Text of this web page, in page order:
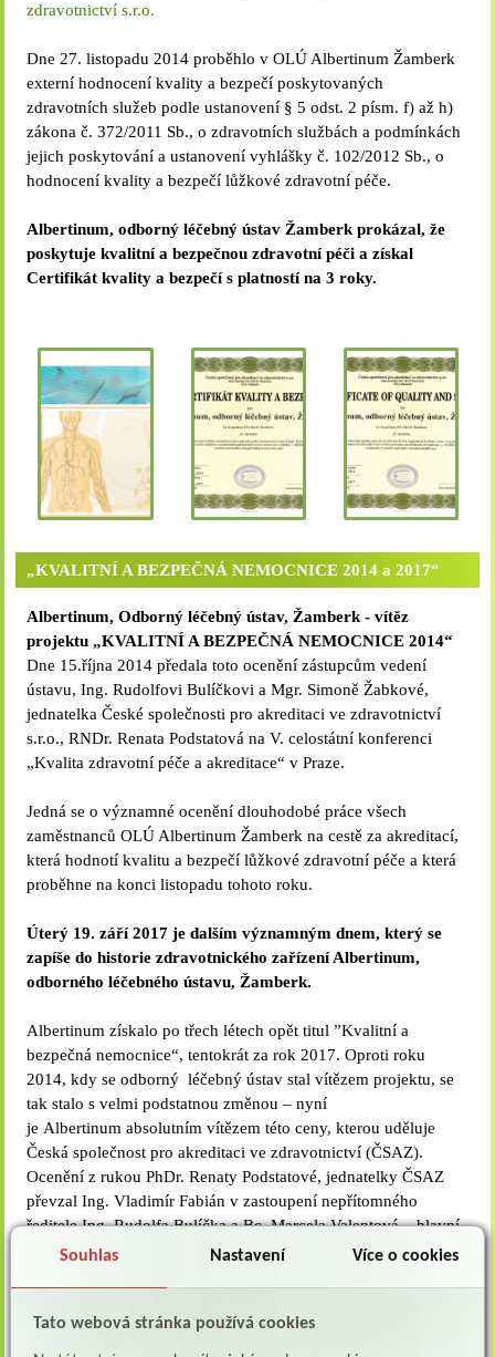
zdravotnictví s.r.o.
Dne 27. listopadu 2014 proběhlo v OLÚ Albertinum Žamberk
externí hodnocení kvality a bezpečí poskytovaných
zdravotních služeb podle ustanovení § 5 odst. 2 písm. f) až h)
zákona č. 372/2011 Sb., o zdravotních službách a podmínkách
jejich poskytování a ustanovení vyhlášky č. 102/2012 Sb., o
hodnocení kvality a bezpečí lůžkové zdravotní péče.
Albertinum, odborný léčebný ústav Žamberk prokázal, že
poskytuje kvalitní a bezpečnou zdravotní péči a získal
Certifikát kvality a bezpečí s platností na 3 roky.
„KVALITNÍ A BEZPEČNÁ NEMOCNICE 2014 a 2017“
Albertinum, Odborný léčebný ústav, Žamberk - vítěz
projektu „KVALITNÍ A BEZPEČNÁ NEMOCNICE 2014“
Dne 15.října 2014 předala toto ocenění zástupcům vedení
ústavu, Ing. Rudolfovi Bulíčkovi a Mgr. Simoně Žabkové,
jednatelka České společnosti pro akreditaci ve zdravotnictví
s.r.o., RNDr. Renata Podstatová na V. celostátní konferenci
„Kvalita zdravotní péče a akreditace“ v Praze.
Jedná se o významné ocenění dlouhodobé práce všech
zaměstnanců OLÚ Albertinum Žamberk na cestě za akreditací,
která hodnotí kvalitu a bezpečí lůžkové zdravotní péče a která
proběhne na konci listopadu tohoto roku.
Úterý 19. září 2017 je dalším významným dnem, který se
zapíše do historie zdravotnického zařízení Albertinum,
odborného léčebného ústavu, Žamberk.
Albertinum získalo po třech létech opět titul ”Kvalitní a
bezpečná nemocnice“, tentokrát za rok 2017. Oproti roku
2014, kdy se odborný léčebný ústav stal vítězem projektu, se
tak stalo s velmi podstatnou změnou – nyní
je Albertinum absolutním vítězem této ceny, kterou uděluje
Česká společnost pro akreditaci ve zdravotnictví (ČSAZ).
Ocenění z rukou PhDr. Renaty Podstatové, jednatelky ČSAZ
převzal Ing. Vladimír Fabián v zastoupení nepřítomného
ředitele Ing. Rudolfa Bulíčka a Bc. Marcela Valentová – hlavní
sestra.
náročná práce, jak po fyzické, tak i psychické stránce, všech
Souhlas Nastavení Více o cookies
Tato webová stránka používá cookies